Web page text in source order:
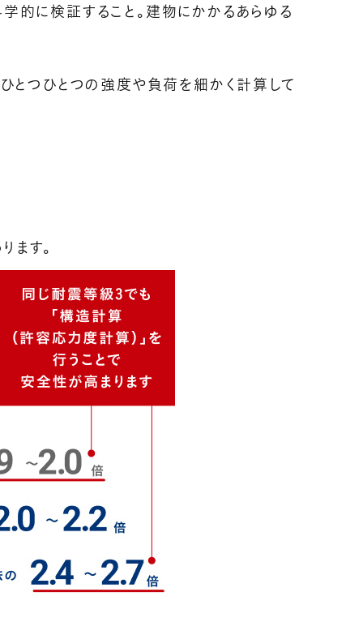
的に検証すること。建物にかかるあらゆる
とつひとつの強度や負荷を細かく計算して
ます。